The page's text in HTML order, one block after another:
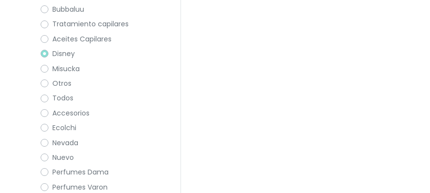
Bubbaluu
Tratamiento capilares
Aceites Capilares
Disney
Misucka
Otros
Todos
Accesorios
Ecolchi
Nevada
Nuevo
Perfumes Dama
Perfumes Varon